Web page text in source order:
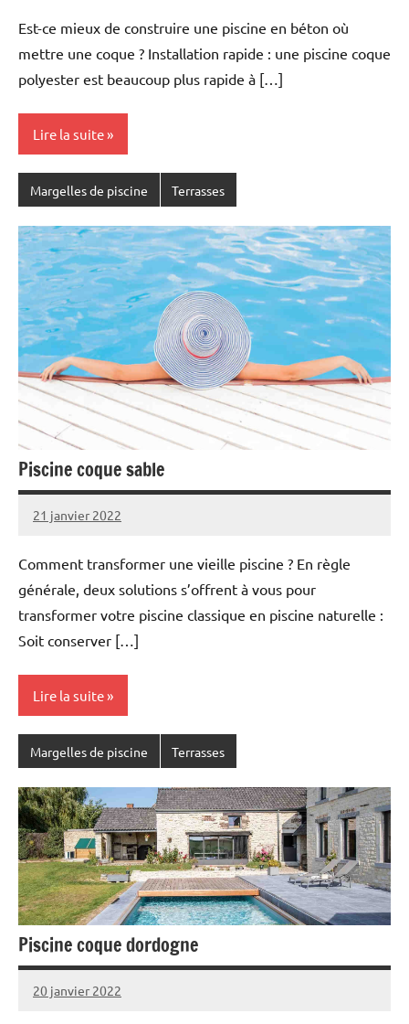
Est-ce mieux de construire une piscine en béton où
mettre une coque ? Installation rapide : une piscine coque
polyester est beaucoup plus rapide à […]
Lire la suite
Margelles de piscine Terrasses
Piscine coque sable
21 janvier 2022
Comment transformer une vieille piscine ? En règle
générale, deux solutions s’offrent à vous pour
transformer votre piscine classique en piscine naturelle :
Soit conserver […]
Lire la suite
Margelles de piscine Terrasses
Piscine coque dordogne
20 janvier 2022